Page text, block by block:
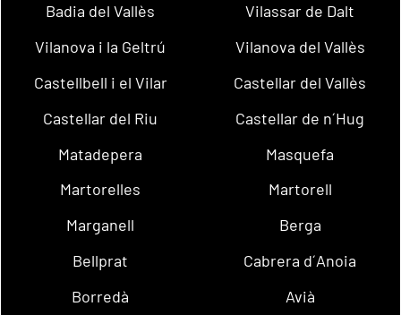
Badia del Vallès
Vilassar de Dalt
Vilanova i la Geltrú
Vilanova del Vallès
Castellbell i el Vilar
Castellar del Vallès
Castellar del Riu
Castellar de n´Hug
Matadepera
Masquefa
Martorelles
Martorell
Marganell
Berga
Bellprat
Cabrera d´Anoia
Borredà
Avià